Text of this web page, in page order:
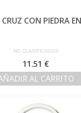
CON PIEDRA
NO CLASIFICADOS
11.51 €
AL CARRITO